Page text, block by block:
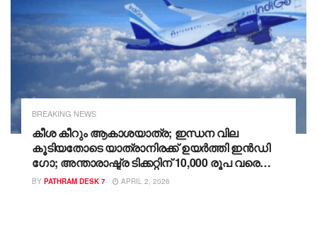
BREAKING NEWS
കീശ കീറും ആകാശയാത്ര; ഇന്ധന വില
കൂടിയതോടെ യാത്രാനിരക്ക് ഉയർത്തി ഇൻഡി​
ഗോ; അന്താരാഷ്ട്ര ടിക്കറ്റിന് 10,000 രൂപ വരെ
വർധന; ആഭ്യന്തര യാത്രയ്ക്കും ചിലവേറും
BY PATHRAM DESK 7 APRIL 2, 2026